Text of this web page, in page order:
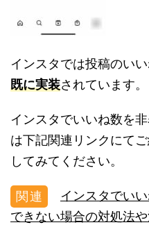
インスタでは投稿のい
既に実装されています。
インスタでいいね数を
は下記関連リンクにて
してみてください。
インスタでい
できない場合の対処法